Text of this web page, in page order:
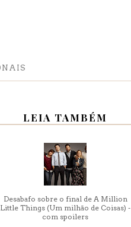
LEIA TAMBÉM
Desabafo sobre o final de A Million
Little Things (Um milhão de Coisas) -
com spoilers